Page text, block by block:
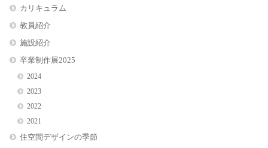
カリキュラム
教員紹介
施設紹介
卒業制作展2025
2024
2023
2022
2021
住空間デザインの季節